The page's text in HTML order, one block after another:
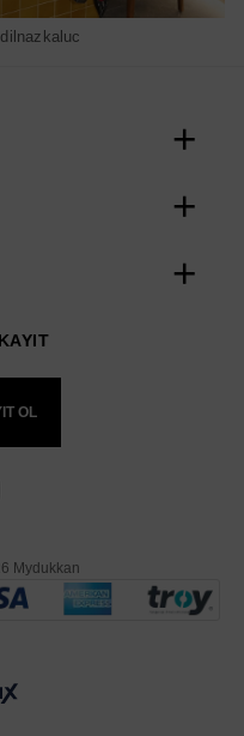
OL
Mydukkan